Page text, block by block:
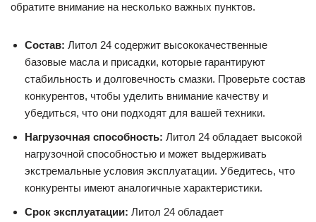
обратите внимание на несколько важных пунктов.
Состав: Литол 24 содержит высококачественные
базовые масла и присадки, которые гарантируют
стабильность и долговечность смазки. Проверьте состав
конкурентов, чтобы уделить внимание качеству и
убедиться, что они подходят для вашей техники.
Нагрузочная способность: Литол 24 обладает высокой
нагрузочной способностью и может выдерживать
экстремальные условия эксплуатации. Убедитесь, что
конкуренты имеют аналогичные характеристики.
Срок эксплуатации: Литол 24 обладает